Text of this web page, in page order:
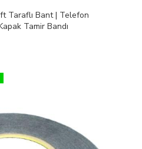
Taraflı Bant | Telefon
Tamir Bandı